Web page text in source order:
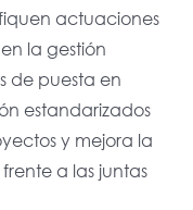
actuaciones
la gestión
de puesta en
estandarizados
y mejora la
a las juntas